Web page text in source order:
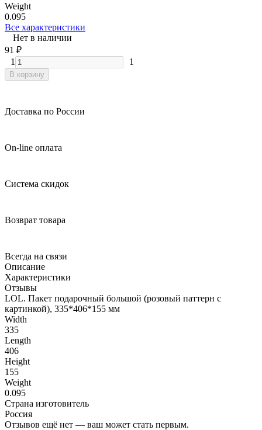
Weight
0.095
Все характеристики
Нет в наличии
91 ₽
1
1
В корзину
Доставка по России
On-line оплата
Система скидок
Возврат товара
Всегда на связи
Описание
Характеристики
Отзывы
LOL. Пакет подарочный большой (розовый паттерн с
картинкой), 335*406*155 мм
Width
335
Length
406
Height
155
Weight
0.095
Страна изготовитель
Россия
Отзывов ещё нет — ваш может стать первым.